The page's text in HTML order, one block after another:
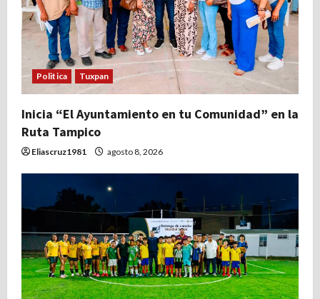
Politica Tuxpan
Inicia “El Ayuntamiento en tu Comunidad” en la
Ruta Tampico
Eliascruz1981 agosto 8, 2026